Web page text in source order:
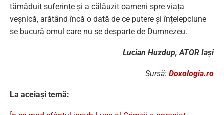
tămăduit suferințe și a călăuzit oameni spre viața
veșnică, arătând încă o dată de ce putere și înțelepciune
se bucură omul care nu se desparte de Dumnezeu.
Lucian Huzdup, ATOR Iași
Sursă: Doxologia.ro
La aceiași temă: